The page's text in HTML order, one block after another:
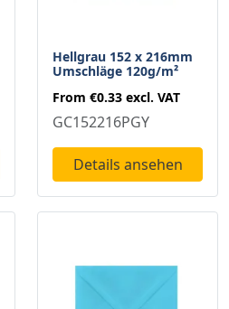
Hellgrau 152 x 216mm
Umschläge 120g/m²
From €0.33 excl. VAT
GC152216PGY
Details ansehen